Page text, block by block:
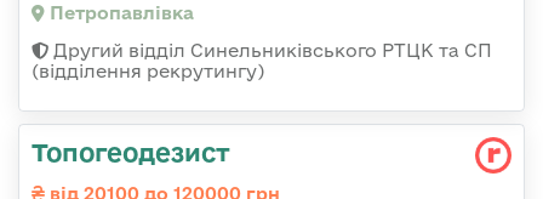
Петропавлівка
Другий відділ Синельниківського РТЦК та СП
(відділення рекрутингу)
Топогеодезист
від 20100 до 120000 грн